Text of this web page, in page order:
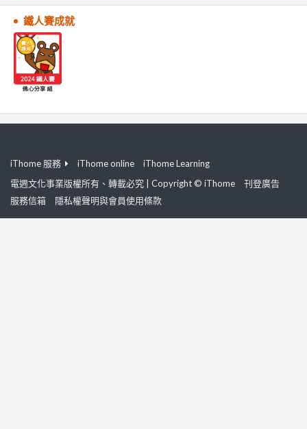
鐵人賽成就
iThome 服務 iThome online
iThome Learning
電週文化事業版權所有、轉載必究 | Copyright © iThome
刊登廣告
服務信箱
隱私權聲明與會員使用條款